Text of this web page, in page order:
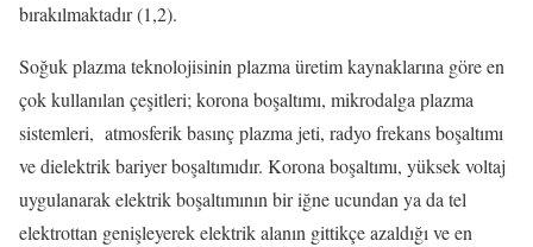
bırakılmaktadır (1,2).
Soğuk plazma teknolojisinin plazma üretim kaynaklarına göre en
çok kullanılan çeşitleri; korona boşaltımı, mikrodalga plazma
sistemleri, atmosferik basınç plazma jeti, radyo frekans boşaltımı
ve dielektrik bariyer boşaltımıdır. Korona boşaltımı, yüksek voltaj
uygulanarak elektrik boşaltımının bir iğne ucundan ya da tel
elektrottan genişleyerek elektrik alanın gittikçe azaldığı ve en